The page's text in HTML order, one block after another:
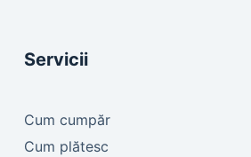
Servicii
Cum cumpăr
Cum plătesc